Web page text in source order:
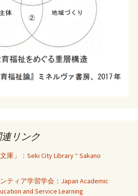
連リンク
」：Seki City Library “ Sakano
ティア学習学会：Japan Academic
and Service Learning